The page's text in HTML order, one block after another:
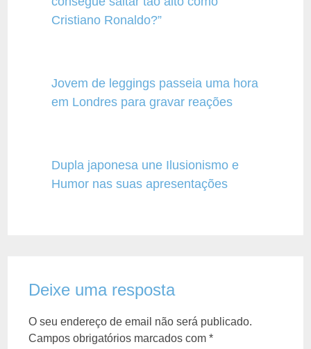
Cristiano Ronaldo?”
Jovem de leggings passeia uma hora
em Londres para gravar reações
Dupla japonesa une Ilusionismo e
Humor nas suas apresentações
Deixe uma resposta
O seu endereço de email não será publicado.
Campos obrigatórios marcados com*